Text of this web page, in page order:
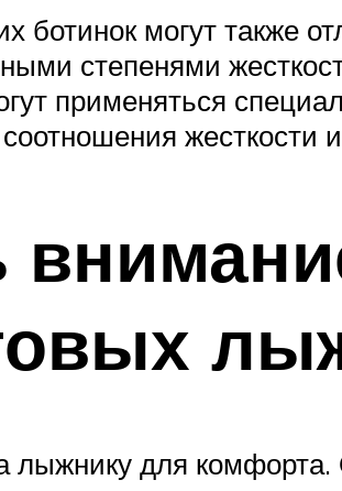
ботинок могут также
степенями
применяться
жесткости
для комфорта.